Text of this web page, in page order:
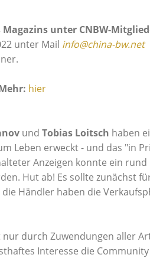
Magazins unter CNBW-
unter Mail info@china-bw.net
hier
und Tobias Loitsch haben
Leben erweckt - und das "in
Anzeigen konnte ein rund
Hut ab! Es sollte zunächst
Händler haben die
durch Zuwendungen aller
Interesse die